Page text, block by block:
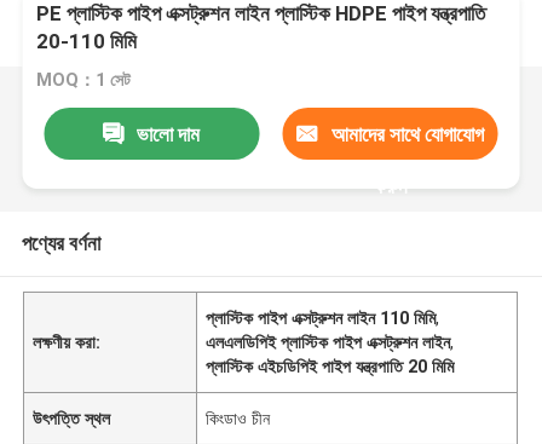
PE প্লাস্টিক পাইপ এক্সট্রুশন লাইন প্লাস্টিক HDPE পাইপ যন্ত্রপাতি
20-110 মিমি
MOQ：1 সেট
ভালো দাম আমাদের সাথে যোগাযোগ
করুন
পণ্যের বর্ণনা
লক্ষণীয় করা:
প্লাস্টিক পাইপ এক্সট্রুশন লাইন 110 মিমি,
এলএলডিপিই প্লাস্টিক পাইপ এক্সট্রুশন লাইন,
প্লাস্টিক এইচডিপিই পাইপ যন্ত্রপাতি 20 মিমি
উৎপত্তি স্থল কিংডাও চীন